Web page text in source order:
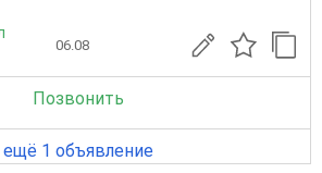
06.08
Позвонить
ещё 1 объявление